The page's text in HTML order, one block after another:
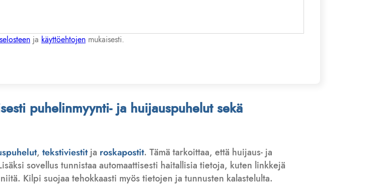
ja käyttöehtojen mukaisesti.
puhelinmyynti- ja huijauspuhelut sekä
, tekstiviestitja roskapostit. Tämä tarkoittaa, että huijaus- ja
sovellus tunnistaa automaattisesti haitallisia tietoja, kuten linkkejä
Kilpi suojaa tehokkaasti myös tietojen ja tunnusten kalastelulta.